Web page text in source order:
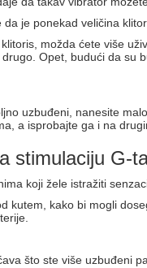
da je ponekad veličina
možda ćete više
Opet, budući da su
uzbuđeni, nanesite
a isprobajte ga i na
stimulaciju G-
koji žele istražiti
kutem, kako bi mogli
što ste više uzbuđeni